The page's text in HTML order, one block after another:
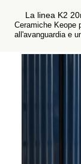
La linea K2
Ceramiche Keope
all'avanguardia e